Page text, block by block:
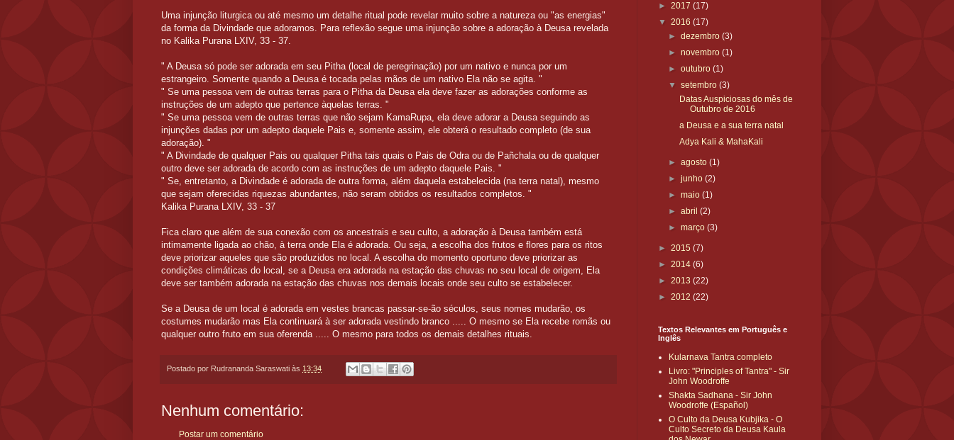
Uma injunção liturgica ou até mesmo um detalhe ritual pode revelar muito sobre a natureza ou "as energias"
da forma da Divindade que adoramos. Para reflexão segue uma injunção sobre a adoração à Deusa revelada
no Kalika Purana LXIV, 33 - 37.
" A Deusa só pode ser adorada em seu Pitha (local de peregrinação) por um nativo e nunca por um
estrangeiro. Somente quando a Deusa é tocada pelas mãos de um nativo Ela não se agita. "
" Se uma pessoa vem de outras terras para o Pitha daDeusa ela deve fazer as adorações conforme as
instruções de um adepto que pertence àquelas terras. "
" Se uma pessoa vem de outras terras que não sejam KamaRupa, ela deve adorar a Deusa seguindo as
injunções dadas por um adepto daquele Pais e, somente assim, ele obterá o resultado completo (de sua
adoração). "
" A Divindade de qualquer Pais ou qualquer Pitha tais quais o Pais de Odra ou de Pañchala ou de qualquer
outro deve ser adorada de acordo com as instruções de um adepto daquele Pais. "
" Se, entretanto, a Divindade é adorada de outra forma, além daquela estabelecida (na terra natal), mesmo
que sejam oferecidas riquezas abundantes, não seram obtidos os resultados completos. "
Kalika Purana LXIV, 33 - 37
Fica claro que além de sua conexão com os ancestrais e seu culto, a adoração à Deusa também está
intimamente ligada ao chão, à terra onde Ela é adorada. Ou seja, a escolha dos frutos e flores para os ritos
deve priorizar aqueles que são produzidos no local. A escolha do momento oportuno deve priorizar as
condições climáticas do local, se a Deusa era adorada na estação das chuvas no seu local de origem, Ela
deve ser também adorada na estação das chuvas nos demais locais onde seu culto se estabelecer.
Se a Deusa de um local é adorada em vestes brancas passar-se-ão séculos, seus nomes mudarão, os
costumes mudarão mas Ela continuará à ser adorada vestindo branco ..... O mesmo se Ela recebe romãs ou
qualquer outro fruto em sua oferenda ..... O mesmo para todos os demais detalhes rituais.
Postado por Rudrananda Saraswati às 13:34
Nenhum comentário:
Postar um comentário
► 2017 (17)
▼ 2016 (17)
►dezembro(3)
►novembro(1)
►outubro(1)
▼setembro(3)
Datas Auspiciosas do mês de
Outubro de 2016
a Deusa e a sua terra natal
Adya Kali & MahaKali
►agosto(1)
►junho(2)
►maio(1)
►abril(2)
►março(3)
► 2015 (7)
► 2014 (6)
► 2013 (22)
► 2012 (22)
Textos Relevantes em Português e
Inglês
Kularnava Tantra completo
Livro: "Principles of Tantra" - Sir
John Woodroffe
Shakta Sadhana - Sir John
Woodroffe (Español)
O Culto da Deusa Kubjika - O
Culto Secreto da Deusa Kaula